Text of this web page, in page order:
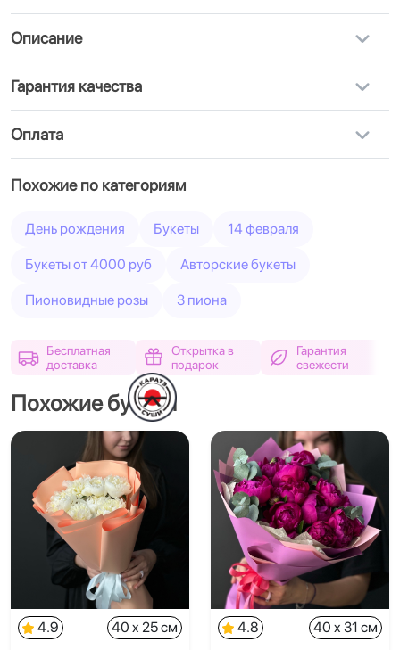
Описание
Гарантия качества
Оплата
Похожие по категориям
День рождения Букеты 14 февраля
Букеты от 4000 руб Авторские букеты
Пионовидные розы 3 пиона
Бесплатная
доставка
Открытка в
подарок
Гарантия
свежести
Похожие букеты
4.9
40 x 25 см
4.8
40 x 31 см